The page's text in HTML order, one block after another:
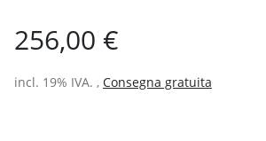
256,00 €
incl. 19% IVA. , Consegna gratuita